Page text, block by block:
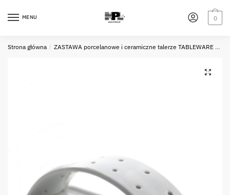
MENU 0
Strona główna / ZASTAWA porcelanowe i ceramiczne talerze TABLEWARE porcelain and ceramic plates